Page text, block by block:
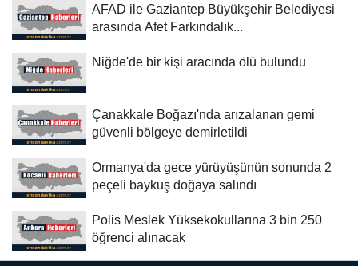
AFAD ile Gaziantep Büyükşehir Belediyesi
arasında Afet Farkındalık...
Niğde'de bir kişi aracında ölü bulundu
Çanakkale Boğazı'nda arızalanan gemi
güvenli bölgeye demirletildi
Ormanya'da gece yürüyüşünün sonunda 2
peçeli baykuş doğaya salındı
Polis Meslek Yüksekokullarına 3 bin 250
öğrenci alınacak